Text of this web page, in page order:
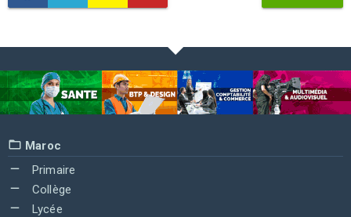
Maroc
Primaire
Collège
Lycée